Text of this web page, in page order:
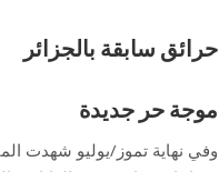
حرائق سابقة بالجزائر
موجة حر جديدة